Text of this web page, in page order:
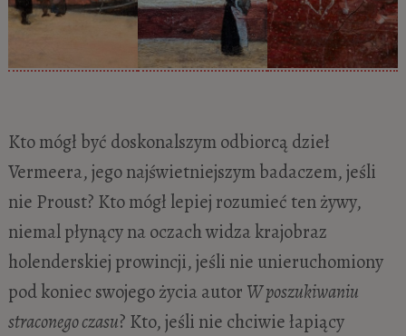
Kto mógł być doskonalszym odbiorcą dzieł
Vermeera, jego najświetniejszym badaczem, jeśli
nie Proust? Kto mógł lepiej rozumieć ten żywy,
niemal płynący na oczach widza krajobraz
holenderskiej prowincji, jeśli nie unieruchomiony
pod koniec swojego życia autor W poszukiwaniu
straconego czasu? Kto, jeśli nie chciwie łapiący